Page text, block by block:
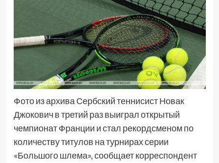
Фото из архива Сербский теннисист Новак
Джокович в третий раз выиграл открытый
чемпионат Франции и стал рекордсменом по
количеству титулов на турнирах серии
«Большого шлема», сообщает корреспондент